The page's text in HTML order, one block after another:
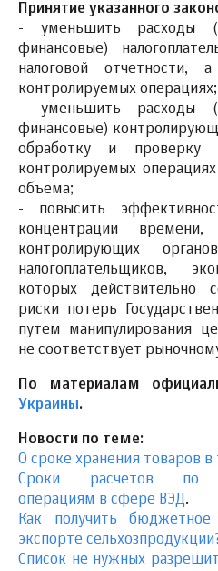
Принятие указанного
- уменьшить расходы
финансовые)
налоговой
контролируемых операциях;
- уменьшить расходы
финансовые)
обработку и проверку
контролируемых
объема;
- повысить
концентрации
контролирующих
налогоплательщиков,
которых действительно
риски потерь
путем манипулирования
не соответствует
По материалам
Украины.
Новости по теме:
О сроке хранения товаров
Сроки расчетов по
операциям в сфере ВЭД.
Как получить
экспорте
Список не нужных